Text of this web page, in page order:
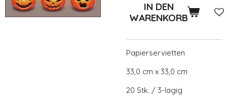
IN DEN
WARENKORB
Papierservietten
33,0 cm x 33,0 cm
20 Stk. / 3-lagig